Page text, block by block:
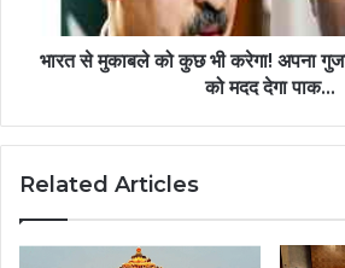
भारत से मुकाबले को कुछ भी करेगा! अपना
को मदद देगा पाक...
Related Articles